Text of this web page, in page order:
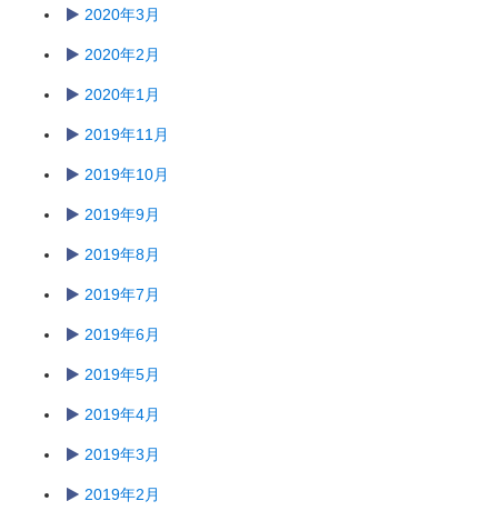
2020年3月
2020年2月
2020年1月
2019年11月
2019年10月
2019年9月
2019年8月
2019年7月
2019年6月
2019年5月
2019年4月
2019年3月
2019年2月